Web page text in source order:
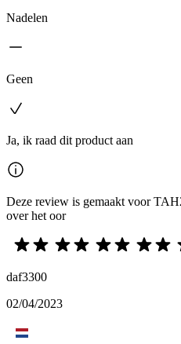
Nadelen
Geen
Ja, ik raad dit product aan
Deze review is gemaakt voor
over het oor
daf3300
02/04/2023